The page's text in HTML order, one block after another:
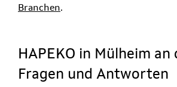
Branchen.
HAPEKO in Mülheim an
Fragen und Antworten